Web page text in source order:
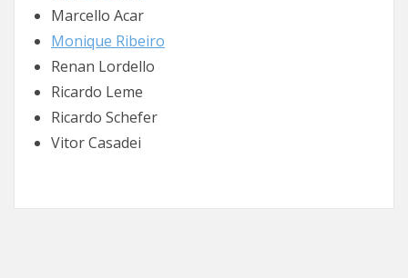
Marcello Acar
Monique Ribeiro
Renan Lordello
Ricardo Leme
Ricardo Schefer
Vitor Casadei